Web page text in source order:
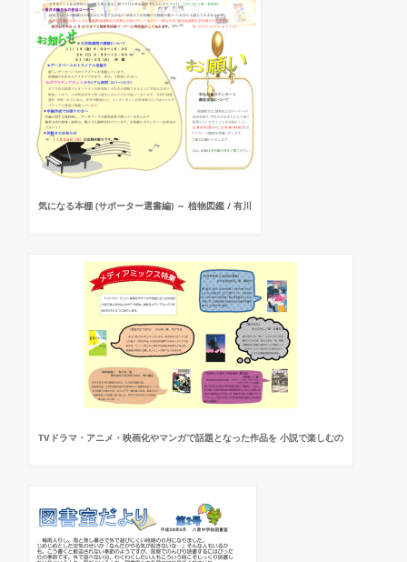
気になる本棚 (サポーター選書編) ～ 植物図鑑 / 有川
TVドラマ・アニメ・映画化やマンガで話題となった作品を 小説で楽しむの